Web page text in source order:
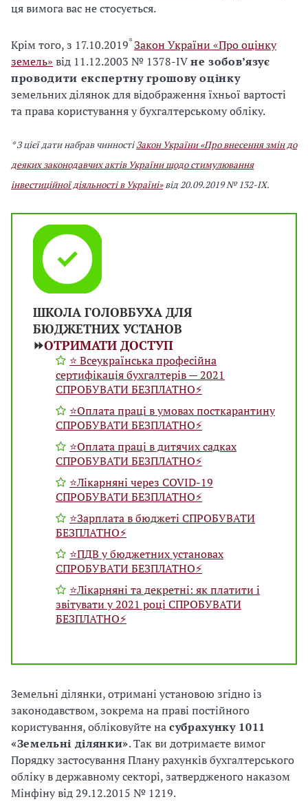
ця вимога вас не стосується.
Крім того, з 17.10.2019*Закон України «Про оцінку
земель» від 11.12.2003 № 1378‑IVне зобов’язує
проводити експертну грошову оцінку
земельних ділянок для відображення їхньої вартості
та права користування у бухгалтерському обліку.
* З цієї дати набрав чинностіЗакон України «Про внесення змін до
деяких законодавчих актів України щодо стимулювання
інвестиційної діяльності в Україні»від 20.09.2019 № 132-IX.
ШКОЛА ГОЛОВБУХА ДЛЯ
БЮДЖЕТНИХ УСТАНОВ
⏩ОТРИМАТИ ДОСТУП
⭐️ Всеукраїнська професійна
сертифікація бухгалтерів — 2021
СПРОБУВАТИ БЕЗПЛАТНО⚡️
⭐️Оплата праці в умовах посткарантину
СПРОБУВАТИ БЕЗПЛАТНО⚡️
⭐️Оплата праці в дитячих садках
СПРОБУВАТИ БЕЗПЛАТНО⚡️
⭐️Лікарняні через COVID-19
СПРОБУВАТИ БЕЗПЛАТНО⚡️
⭐️Зарплата в бюджеті СПРОБУВАТИ
БЕЗПЛАТНО⚡️
⭐️ПДВ у бюджетних установах
СПРОБУВАТИ БЕЗПЛАТНО⚡️
⭐️Лікарняні та декретні: як платити і
звітувати у 2021 році СПРОБУВАТИ
БЕЗПЛАТНО⚡️
Земельні ділянки, отримані установою згідно із
законодавством, зокрема на праві постійного
користування, обліковуйте насубрахунку 1011
«Земельні ділянки». Так ви дотримаєте вимог
Порядку застосування Плану рахунків бухгалтерського
обліку в державному секторі, затвердженого наказом
Мінфіну від 29.12.2015 № 1219.